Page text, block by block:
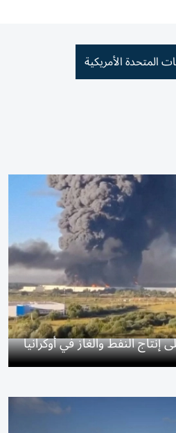
المتحدة الأمريكية
النفط والغاز في أوكرانيا